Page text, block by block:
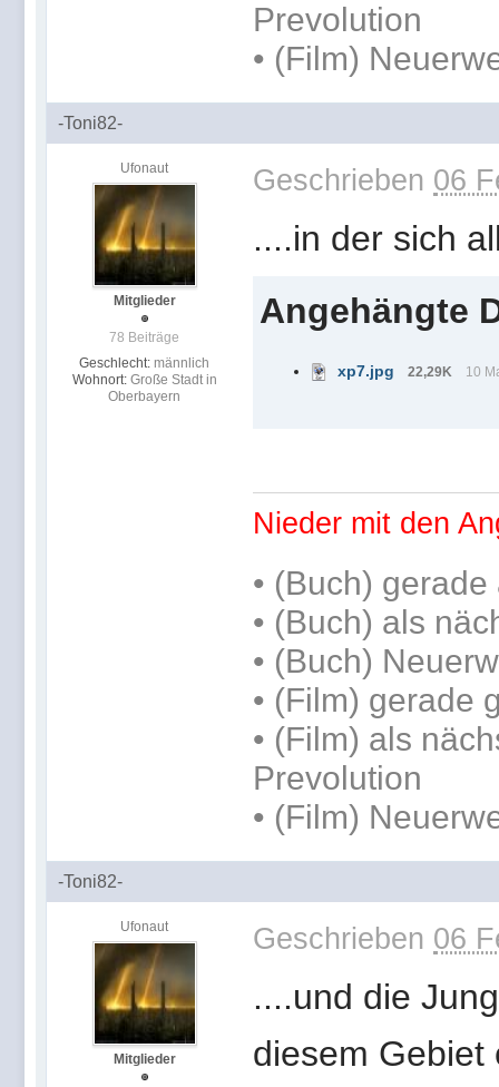
Prevolution
• (Film)
-Toni82-
Ufonaut
Mitglieder
78 Beiträge
Geschlecht: männlich
Wohnort: Große Stadt in
Oberbayern
Geschrieben 06
....in der sich
Angehängte
xp7.jpg 22,29K 10
Nieder mit den
• (Buch) gerade
• (Buch) als
• (Buch)
• (Film) gerade
• (Film) als
Prevolution
• (Film)
-Toni82-
Ufonaut
Mitglieder
Geschrieben 06
....und die
diesem Gebiet